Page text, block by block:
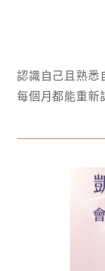
認識自己且熟悉
每個月都能重新